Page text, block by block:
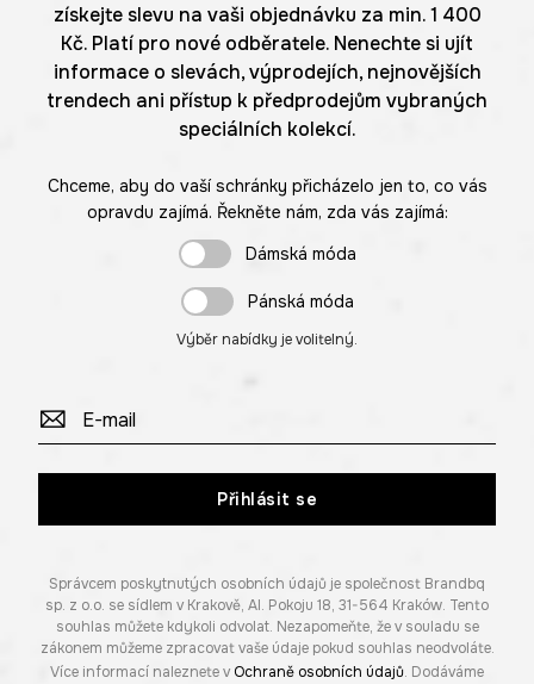
získejte slevu na vaši objednávku za min. 1 400
Kč. Platí pro nové odběratele. Nenechte si ujít
informace o slevách, výprodejích, nejnovějších
trendech ani přístup k předprodejům vybraných
speciálních kolekcí.
Chceme, aby do vaší schránky přicházelo jen to, co vás
opravdu zajímá. Řekněte nám, zda vás zajímá:
Dámská móda
Pánská móda
Výběr nabídky je volitelný.
Přihlásit se
Správcem poskytnutých osobních údajů je společnost Brandbq
sp. z o.o. se sídlem v Krakově, Al. Pokoju 18, 31-564 Kraków. Tento
souhlas můžete kdykoli odvolat. Nezapomeňte, že v souladu se
zákonem můžeme zpracovat vaše údaje pokud souhlas neodvoláte.
Více informací naleznete v Ochraně osobních údajů. Dodáváme